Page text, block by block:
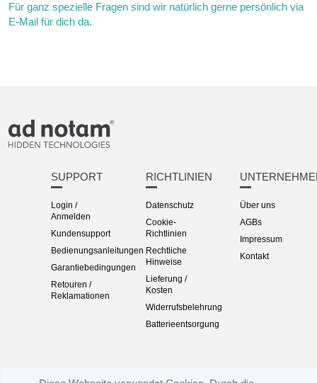
Für ganz spezielle Fragen sind wir natürlich gerne persönlich via
E-Mail für dich da.
SUPPORT
Login /
Anmelden
Kundensupport
Bedienungsanleitungen
Garantiebedingungen
Retouren /
Reklamationen
RICHTLINIEN
Datenschutz
Cookie-
Richtlinien
Rechtliche
Hinweise
Lieferung /
Kosten
Widerrufsbelehrung
Batterieentsorgung
Über uns
AGBs
Impressum
Kontakt